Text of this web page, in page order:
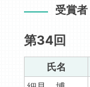
受賞者
第34回
氏名